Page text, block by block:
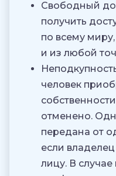
Свободный
получить
по всему
и из любой
человек
отменено.
передана от
если
лицу. В